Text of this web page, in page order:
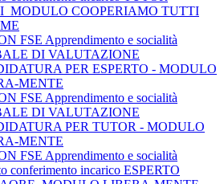
COOPERIAMO TUTTI
FSE Apprendimento e socialità
DI VALUTAZIONE
PER ESPERTO - MODULO
MENTE
FSE Apprendimento e socialità
DI VALUTAZIONE
PER TUTOR - MODULO
MENTE
FSE Apprendimento e socialità
conferimento incarico ESPERTO